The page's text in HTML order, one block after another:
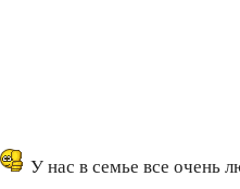
У нас в семье все очень